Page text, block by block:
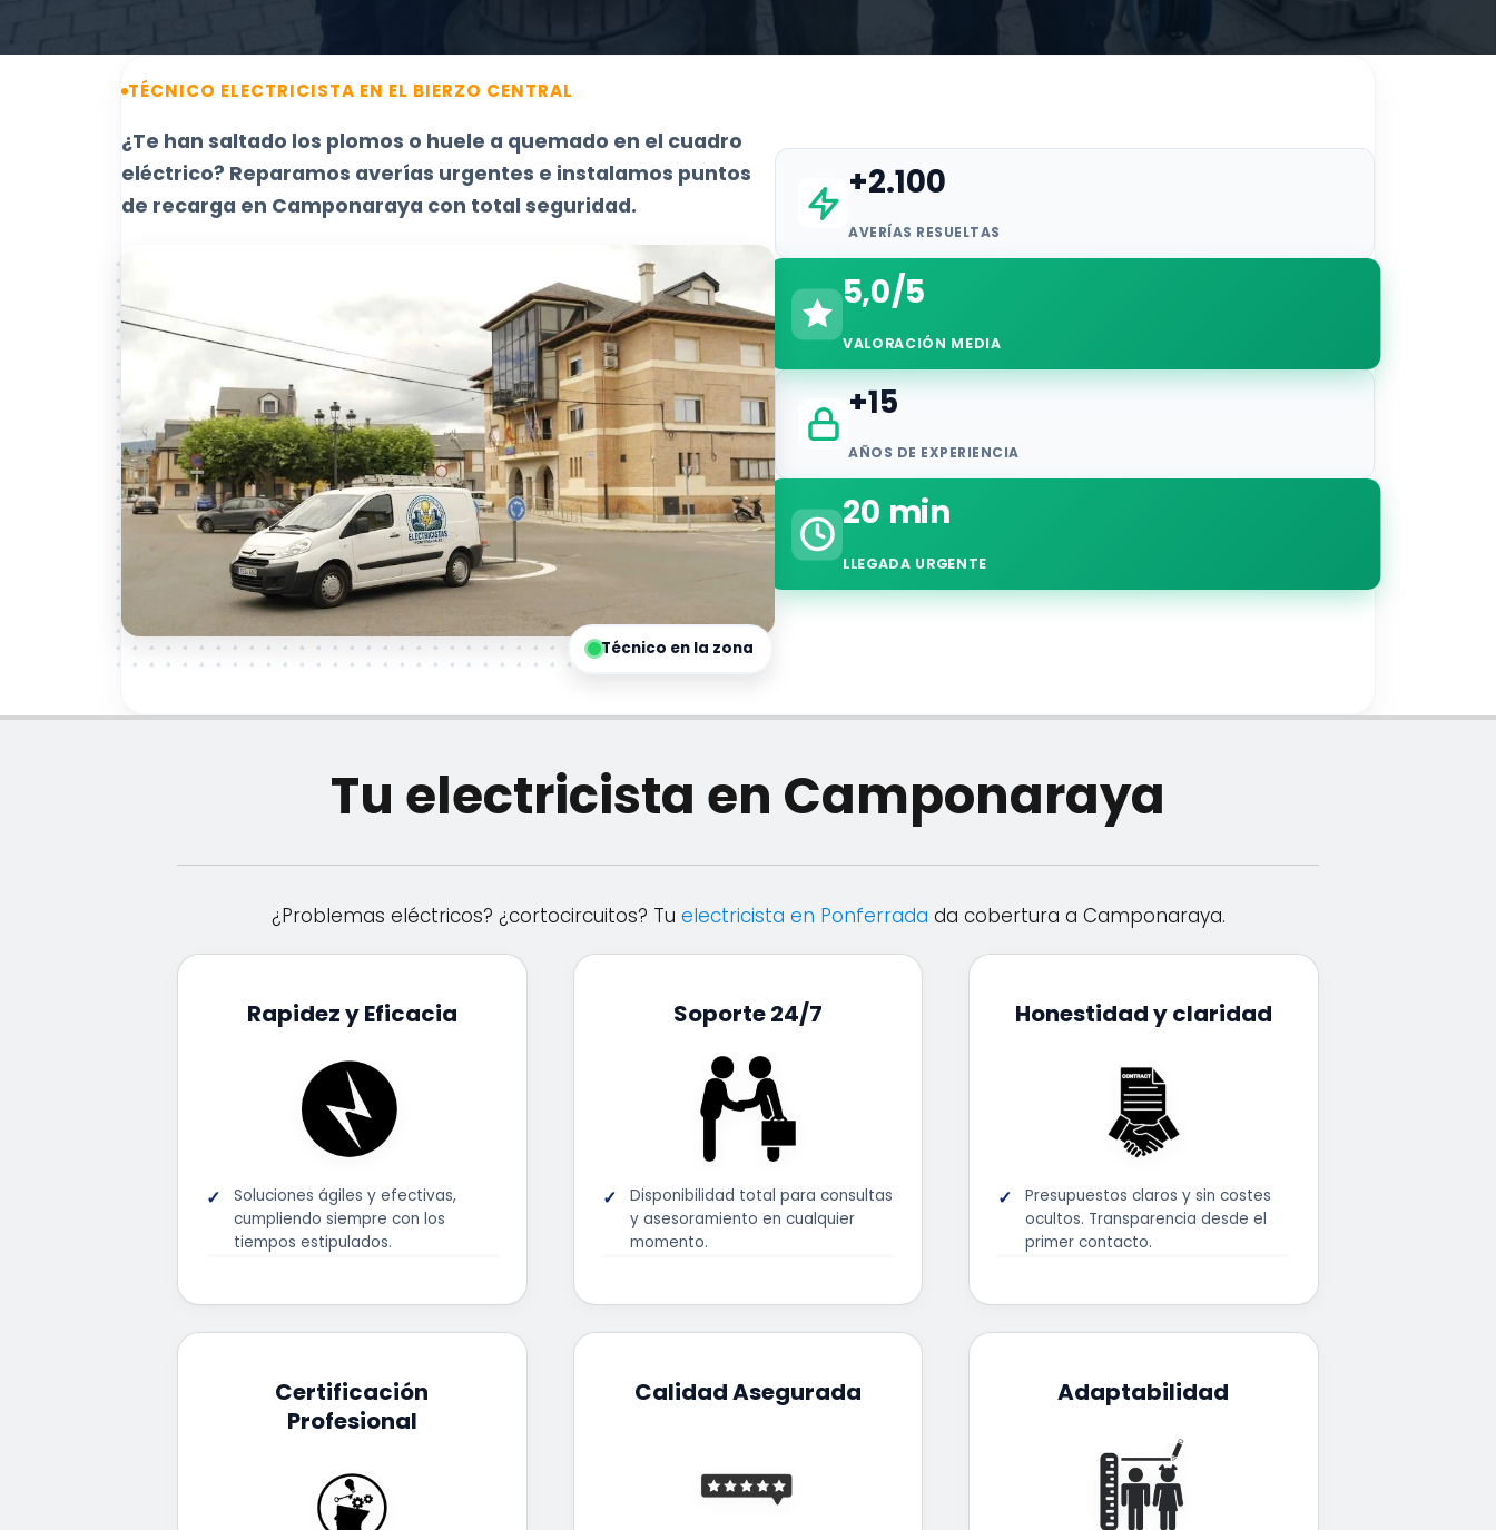
TÉCNICO ELECTRICISTA EN EL BIERZO CENTRAL
¿Te han saltado los plomos o huele a quemado en el cuadro
eléctrico? Reparamos averías urgentes e instalamos puntos
de recarga en Camponaraya con total seguridad.
Técnico en la zona
+2.100
AVERÍAS RESUELTAS
5,0/5
VALORACIÓN MEDIA
+15
AÑOS DE EXPERIENCIA
20 min
LLEGADA URGENTE
Tu electricista en Camponaraya
¿Problemas eléctricos? ¿cortocircuitos? Tu electricista en Ponferrada da cobertura a Camponaraya.
Rapidez y Eficacia
Soluciones ágiles y efectivas,
cumpliendo siempre con los
tiempos estipulados.
Soporte 24/7
Disponibilidad total para consultas
y asesoramiento en cualquier
momento.
Honestidad y claridad
Presupuestos claros y sin costes
ocultos. Transparencia desde el
primer contacto.
Certificación
Profesional
Calidad Asegurada Adaptabilidad